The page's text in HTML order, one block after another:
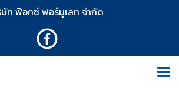
ท ฟ๊อกซ์ ฟอร์มูเลท จำกัด